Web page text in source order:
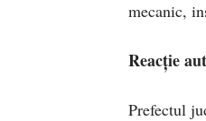
mecanic,
Reacție
Prefectul